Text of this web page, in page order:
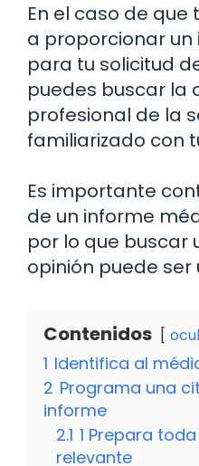
En el caso de que
a proporcionar
para tu solicitud
puedes buscar la
profesional de la
familiarizado con
Es importante
de un informe
por lo que buscar
opinión puede ser
Contenidos
1 Identifica al
2 Programa una
informe
2.1 1 Prepara
relevante